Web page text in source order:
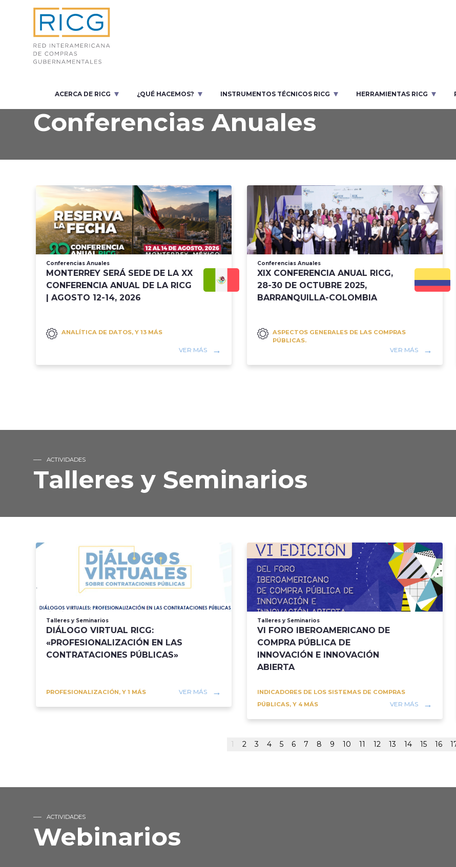
ACERCA DE RICG ¿QUÉ HACEMOS? INSTRUMENTOS TÉCNICOS RICG HERRAMIENTAS RICG
Conferencias Anuales
Conferencias Anuales
MONTERREY SERÁ SEDE DE LA XX
CONFERENCIA ANUAL DE LA RICG
| AGOSTO 12-14, 2026
ANALÍTICA DE DATOS, Y 13 MÁS
VER MÁS
Conferencias Anuales
XIX CONFERENCIA ANUAL RICG,
28-30 DE OCTUBRE 2025,
BARRANQUILLA-COLOMBIA
ASPECTOS GENERALES DE LAS COMPRAS
PÚBLICAS.
VER MÁS
ACTIVIDADES
Talleres y Seminarios
Talleres y Seminarios
DIÁLOGO VIRTUAL RICG:
«PROFESIONALIZACIÓN EN LAS
CONTRATACIONES PÚBLICAS»
PROFESIONALIZACIÓN, Y 1 MÁS VER MÁS
Talleres y Seminarios
VI FORO IBEROAMERICANO DE
COMPRA PÚBLICA DE
INNOVACIÓN E INNOVACIÓN
ABIERTA
INDICADORES DE LOS SISTEMAS DE COMPRAS
PÚBLICAS, Y 4 MÁS
VER MÁS
1 2 3 4 5 6 7 8 9 10 11 12 13 14 15 16
ACTIVIDADES
Webinarios